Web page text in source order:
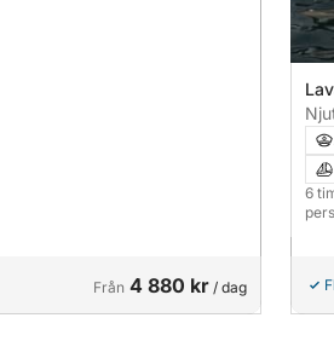
Från 4 880 kr / dag
6